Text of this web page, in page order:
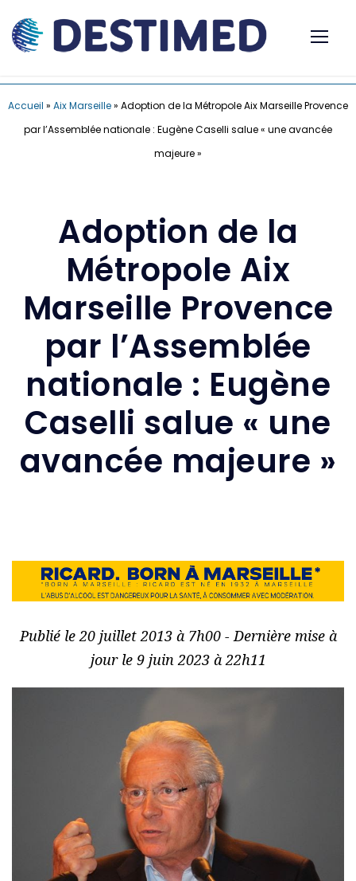
Accueil » Aix Marseille» Adoption de la Métropole Aix Marseille Provence
par l’Assemblée nationale : Eugène Caselli salue « une avancée
majeure »
Adoption de la
Métropole Aix
Marseille Provence
par l’Assemblée
nationale : Eugène
Caselli salue « une
avancée majeure »
Publié le 20 juillet 2013 à 7h00 - Dernière mise à
jour le 9 juin 2023 à 22h11